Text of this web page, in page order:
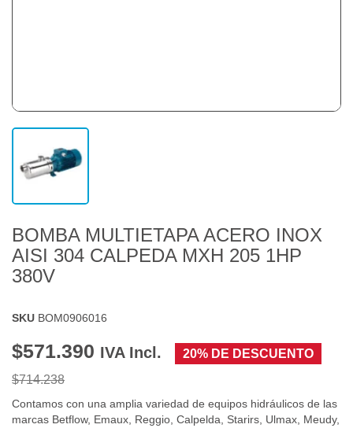
BOMBA MULTIETAPA ACERO INOX
AISI 304 CALPEDA MXH 205 1HP
380V
SKU BOM0906016
$571.390 IVA Incl.
20% DE DESCUENTO
$714.238
Contamos con una amplia variedad de equipos hidráulicos de las
marcas Betflow, Emaux, Reggio, Calpelda, Starirs, Ulmax, Meudy,